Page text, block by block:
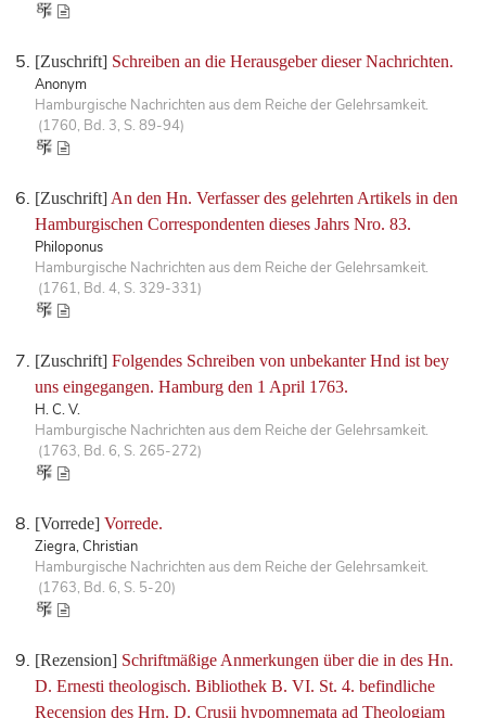
[Zuschrift] Schreiben an die Herausgeber dieser Nachrichten.
Anonym
Hamburgische Nachrichten aus dem Reiche der Gelehrsamkeit.
(1760, Bd. 3, S. 89-94)
[Zuschrift] An den Hn. Verfasser des gelehrten Artikels in den
Hamburgischen Correspondenten dieses Jahrs Nro. 83.
Philoponus
Hamburgische Nachrichten aus dem Reiche der Gelehrsamkeit.
(1761, Bd. 4, S. 329-331)
[Zuschrift] Folgendes Schreiben von unbekanter Hnd ist bey
uns eingegangen. Hamburg den 1 April 1763.
H. C. V.
Hamburgische Nachrichten aus dem Reiche der Gelehrsamkeit.
(1763, Bd. 6, S. 265-272)
[Vorrede] Vorrede.
Ziegra, Christian
Hamburgische Nachrichten aus dem Reiche der Gelehrsamkeit.
(1763, Bd. 6, S. 5-20)
[Rezension] Schriftmäßige Anmerkungen über die in des Hn.
D. Ernesti theologisch. Bibliothek B. VI. St. 4. befindliche
Recension des Hrn. D. Crusii hypomnemata ad Theologiam